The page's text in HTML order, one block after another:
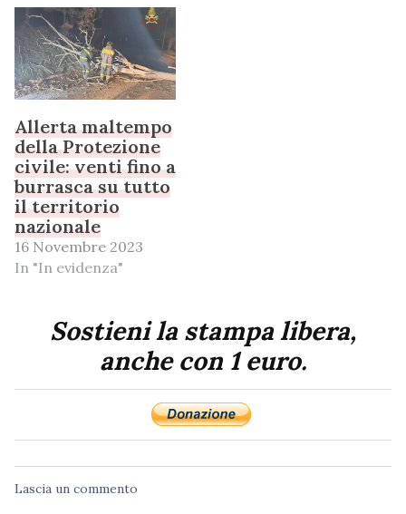
Allerta maltempo
della Protezione
civile: venti fino a
burrasca su tutto
il territorio
nazionale
16 Novembre 2023
In "In evidenza"
Sostieni la stampa libera,
anche con 1 euro.
Lascia un commento